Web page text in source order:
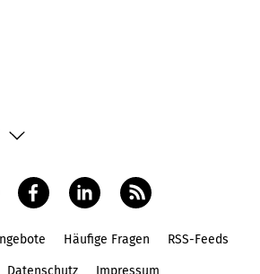
Häufige Fragen RSS-Feeds